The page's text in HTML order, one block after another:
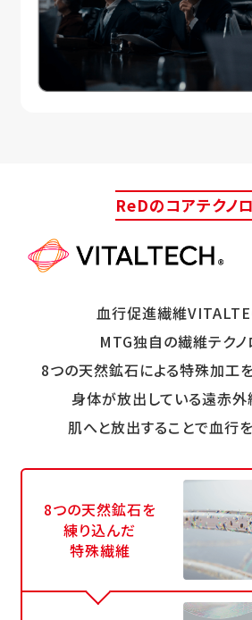
ReDのコアテクノ
血行促進繊維
MTG独自の繊維テクノ
8つの天然鉱石による特殊加工を
身体が放出している遠赤外
肌へと放出することで血行
8つの天然鉱石を
練り込んだ
特殊繊維